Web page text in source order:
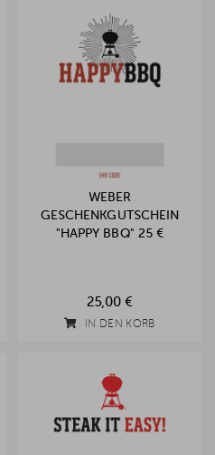
WEBER
GESCHENKGUTSCHEIN
"HAPPY BBQ" 25 €
25,00 €
IN DEN KORB